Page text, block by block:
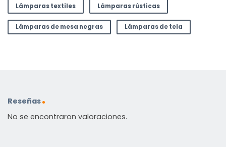
Lámparas textiles Lámparas rústicas
Lámparas de mesa negras Lámparas de tela
Reseñas
No se encontraron valoraciones.